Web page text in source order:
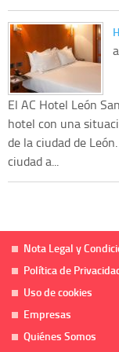
El AC Hotel León
hotel con una
de la ciudad de
ciudad a...
Nota Legal y
Política de
Uso de cookies
Empresas
Quiénes Somos